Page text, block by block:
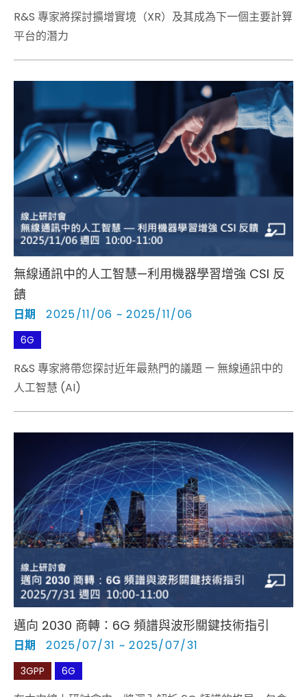
R&S 專家將探討擴增實境（XR）及其成為下一個主要計算
平台的潛力
無線通訊中的人工智慧—利用機器學習增強 CSI 反
饋
日期 2025/11/06 ~ 2025/11/06
6G
R&S 專家將帶您探討近年最熱門的議題 — 無線通訊中的
人工智慧 (AI)
邁向 2030 商轉：6G 頻譜與波形關鍵技術指引
日期 2025/07/31 ~ 2025/07/31
3GPP 6G